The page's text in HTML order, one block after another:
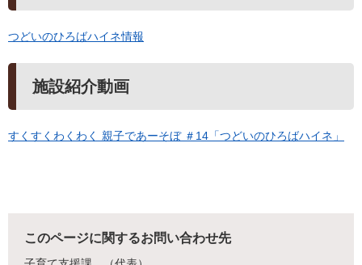
つどいのひろばハイネ情報
施設紹介動画
すくすくわくわく 親子であーそぼ ＃14「つどいのひろばハイネ」
このページに関するお問い合わせ先